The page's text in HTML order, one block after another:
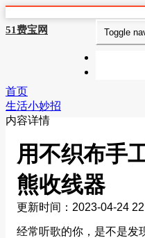
51费宝网 Toggle
首页
生活小妙招
内容详情
用不织布手
熊收线器
更新时间：2023-04-24
经常听歌的你，是不是发